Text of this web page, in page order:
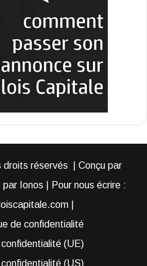
réservés | Conçu par
Ionos | Pour nous écrire :
|
de confidentialité
(UE)
(US)